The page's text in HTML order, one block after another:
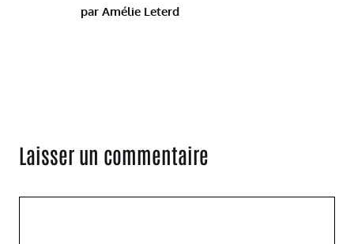
par Amélie Leterd
Laisser un commentaire